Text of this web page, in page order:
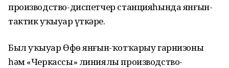
производство-диспетчер станцияһында янғын-
тактик уҡыуҙар үткәрҙе.
Был уҡыуҙар Өфө янғын-ҡотҡарыу гарнизоны
һәм «Черкассы» линиялы производство-